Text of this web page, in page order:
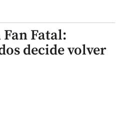
Fatal:
decide volver